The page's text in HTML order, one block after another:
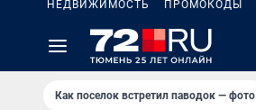
НЕДВИЖИМОСТЬ ПРОМОКОДЫ
Как поселок встретил паводок — фото